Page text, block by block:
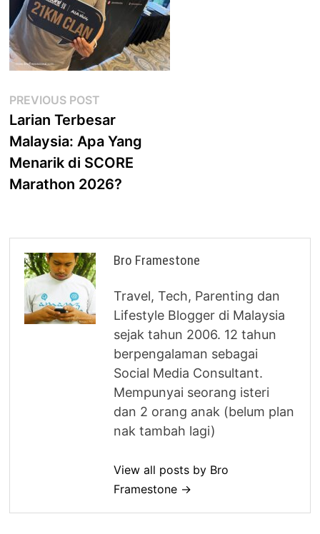
Post
navigation
PREVIOUS POST
post:
Larian Terbesar
Malaysia: Apa Yang
Menarik di SCORE
Marathon 2026?
Bro Framestone
Travel, Tech, Parenting dan
Lifestyle Blogger di Malaysia
sejak tahun 2006. 12 tahun
berpengalaman sebagai
Social Media Consultant.
Mempunyai seorang isteri
dan 2 orang anak (belum plan
nak tambah lagi)
View all posts by Bro
Framestone →